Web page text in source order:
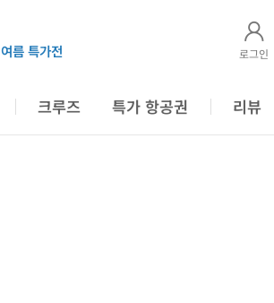
여름 특가전 로그인
크루즈 특가 항공권 리뷰